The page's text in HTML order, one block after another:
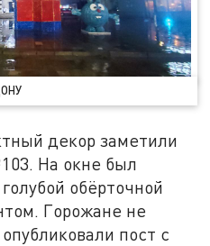
декор заметили
На окне был
обёрточной
Горожане не
пост с